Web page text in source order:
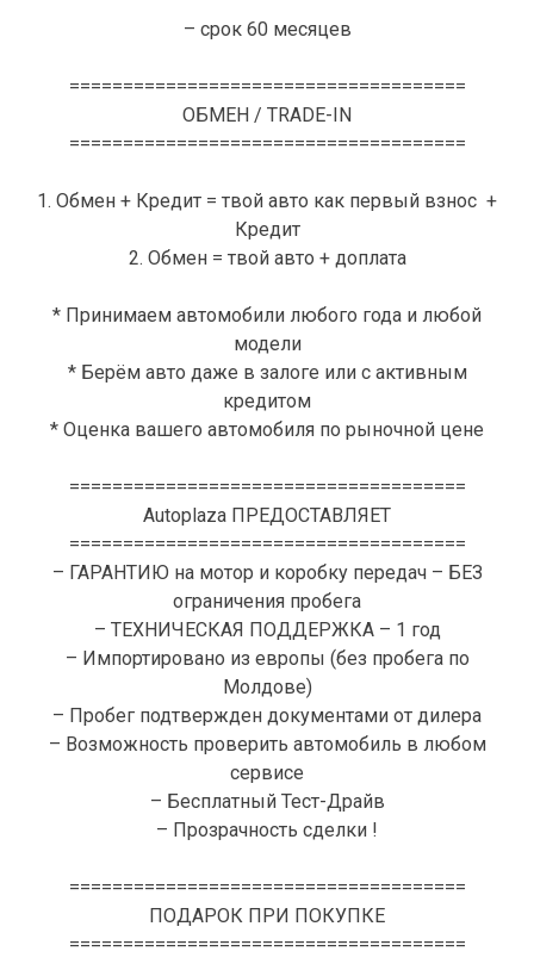
– срок 60 месяцев
=====================================
ОБМЕН / TRADE-IN
=====================================
1. Обмен + Кредит = твой авто как первый взнос +
Кредит
2. Обмен = твой авто + доплата
* Принимаем автомобили любого года и любой
модели
* Берём авто даже в залоге или с активным
кредитом
* Оценка вашего автомобиля по рыночной цене
=====================================
Autoplaza ПРЕДОСТАВЛЯЕТ
=====================================
– ГАРАНТИЮ на мотор и коробку передач – БЕЗ
ограничения пробега
– ТЕХНИЧЕСКАЯ ПОДДЕРЖКА – 1 год
– Импортировано из европы (без пробега по
Молдове)
– Пробег подтвержден документами от дилера
– Возможность проверить автомобиль в любом
сервисе
– Бесплатный Тест-Драйв
– Прозрачность сделки !
=====================================
ПОДАРОК ПРИ ПОКУПКЕ
=====================================